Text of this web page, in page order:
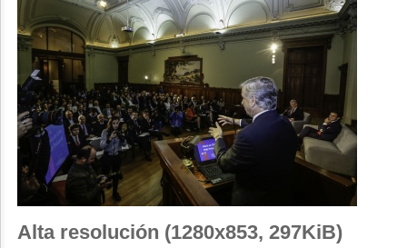
Alta resolución (1280x853, 297KiB)